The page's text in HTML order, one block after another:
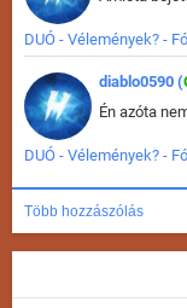
DUÓ - Vélemények? -
diablo0590 (
DUÓ - Vélemények? -
Több hozzászólás